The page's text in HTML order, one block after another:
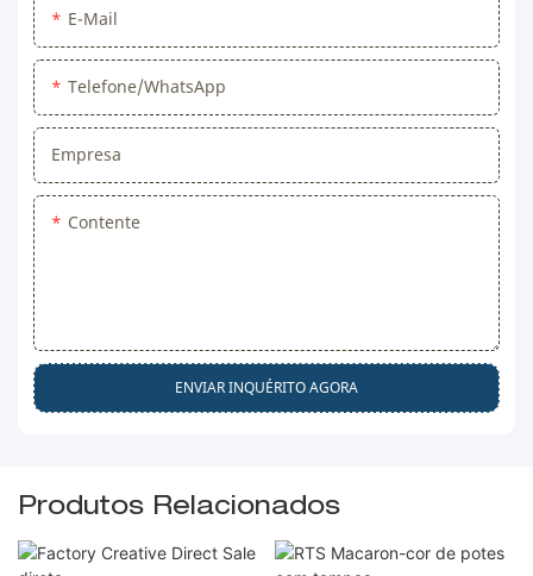
E-Mail
Telefone/WhatsApp
Empresa
Contente
ENVIAR INQUÉRITO AGORA
Produtos Relacionados